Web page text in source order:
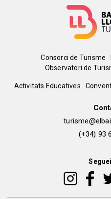
Menú
del
Consorci de Turisme
Observatori de
Peu
Activitats Educatives
(+34) 93